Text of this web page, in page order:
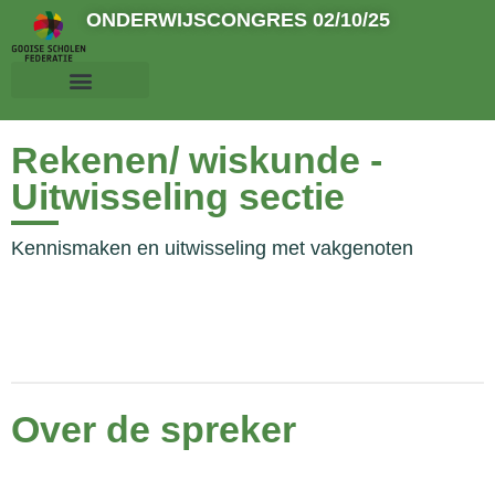
ONDERWIJSCONGRES 02/10/25
Rekenen/ wiskunde -
Uitwisseling sectie
Kennismaken en uitwisseling met vakgenoten
Over de spreker